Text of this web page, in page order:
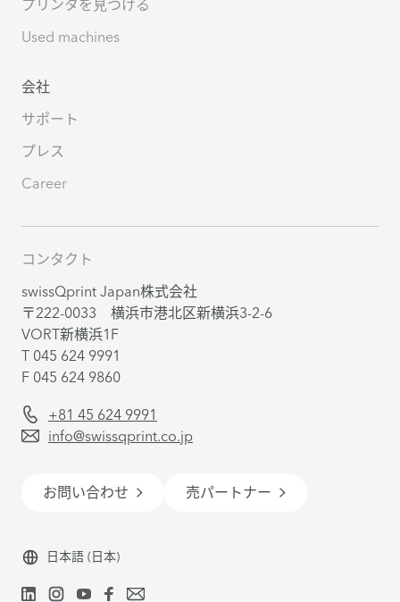
プリンタを見つける
Used machines
会社
サポート
プレス
Career
コンタクト
swissQprint Japan株式会社
〒222-0033 横浜市港北区新横浜3-2-6
VORT新横浜1F
T 045 624 9991
F 045 624 9860
+81 45 624 9991
info@swissqprint.co.jp
お問い合わせ 売パートナー
日本語 (日本)